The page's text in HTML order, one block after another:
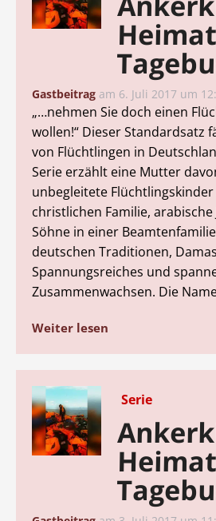
Gastbeitrag am 6. Juli 2017 um
„…nehmen Sie doch einen
wollen!“ Dieser Standardsatz
von Flüchtlingen in
Serie erzählt eine Mutter
unbegleitete
christlichen Familie,
Söhne in einer
deutschen Traditionen,
Spannungsreiches und
Zusammenwachsen. Die
Weiter lesen
Serie